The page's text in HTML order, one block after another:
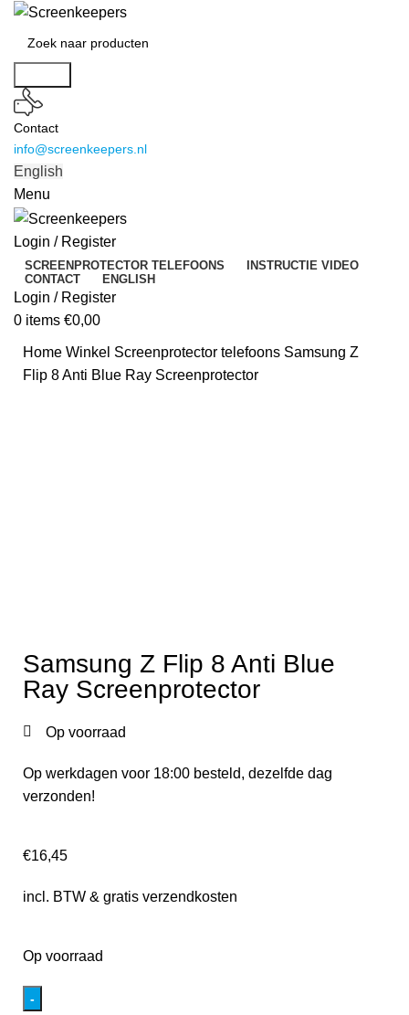
Contact
info@screenkeepers.nl
English
Menu
Login / Register
SCREENPROTECTOR TELEFOONS
INSTRUCTIE VIDEO
CONTACT
ENGLISH
Login / Register
0 items €0,00
Home Winkel Screenprotector telefoons Samsung Z
Flip 8 Anti Blue Ray Screenprotector
Samsung Z Flip 8 Anti Blue
Ray Screenprotector
Op voorraad
Op werkdagen voor 18:00 besteld, dezelfde dag
verzonden!
€16,45
incl. BTW & gratis verzendkosten
Op voorraad